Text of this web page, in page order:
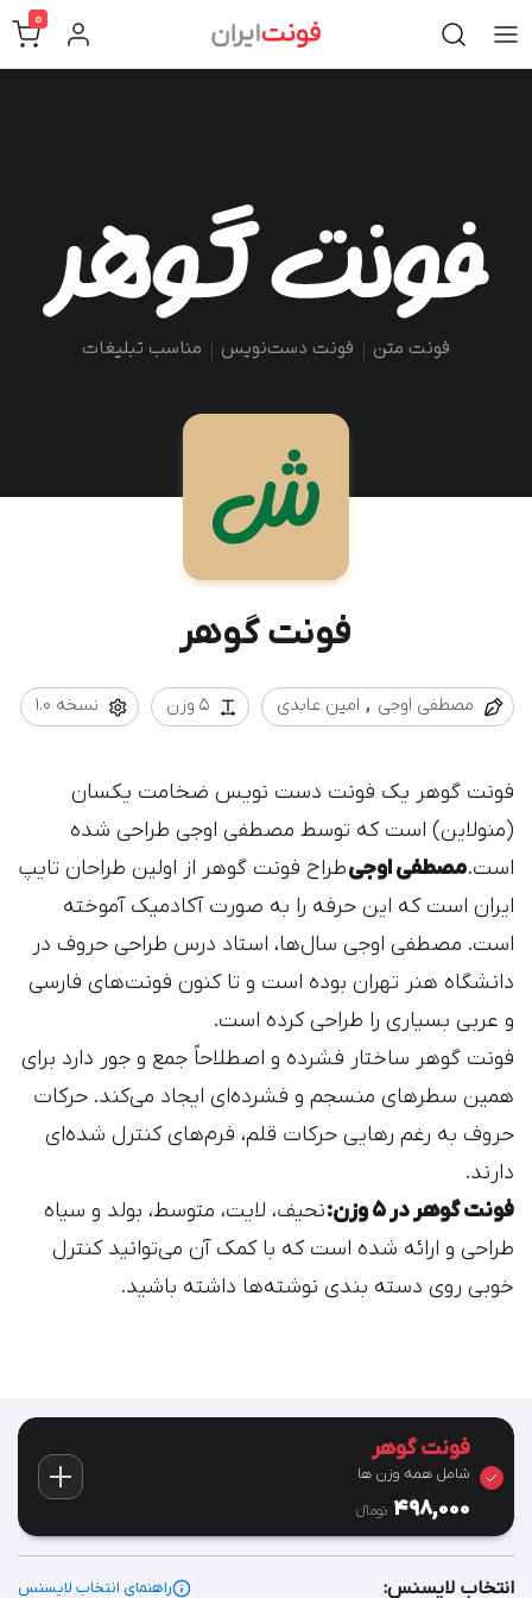
0
فونت متن فونت دست‌نویس مناسب تبلیغات
فونت گوهر
مصطفی اوجی امین عابدی 5 وزن نسخه 1.0
فونت گوهر یک فونت دست نویس ضخامت یکسان
(منولاین) است که توسط مصطفی اوجی طراحی شده
است.مصطفی اوجیطراح فونت گوهر از اولین طراحان تایپ
ایران است که این حرفه‌ را به صورت آکادمیک آموخته
است. مصطفی اوجی سال‌ها، استاد درس طراحی حروف در
دانشگاه هنر تهران بوده است و تا کنون فونت‌های فارسی
و عربی بسیاری را طراحی کرده است.
فونت گوهر ساختار فشرده و اصطلاحاً جمع و جور دارد برای
همین سطرهای منسجم و فشرده‌ای ایجاد می‌کند. حرکات
حروف به رغم رهایی حرکات قلم، فرم‌های کنترل شده‌ای‌
دارند.
فونت گوهر در ۵ وزن:
نحیف، لایت، متوسط، بولد و سیاه
طراحی و ارائه شده است که با کمک آن می‌توانید کنترل
خوبی روی دسته بندی نوشته‌ها داشته باشید.
فونت گوهر
شامل همه وزن ها
498,000 تومان‫ء‬
انتخاب لایسنس: راهنمای انتخاب لایسنس